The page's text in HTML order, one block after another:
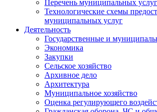
Перечень муниципальных услуг
Технологические схемы
муниципальных услуг
Деятельность
Государственные и
Экономика
Закупки
Сельское хозяйство
Архивное дело
Архитектура
Муниципальное хозяйство
Оценка регулирующего